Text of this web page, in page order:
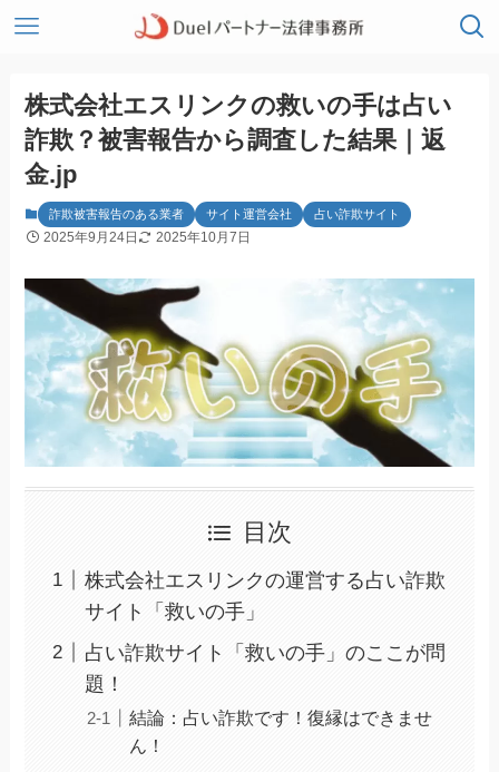
株式会社エスリンクの救いの手は占い
詐欺？被害報告から調査した結果｜返
金.jp
詐欺被害報告のある業者 サイト運営会社 占い詐欺サイト
2025年9月24日 2025年10月7日
目次
株式会社エスリンクの運営する占い詐欺
サイト「救いの手」
占い詐欺サイト「救いの手」のここが問
題！
結論：占い詐欺です！復縁はできませ
ん！